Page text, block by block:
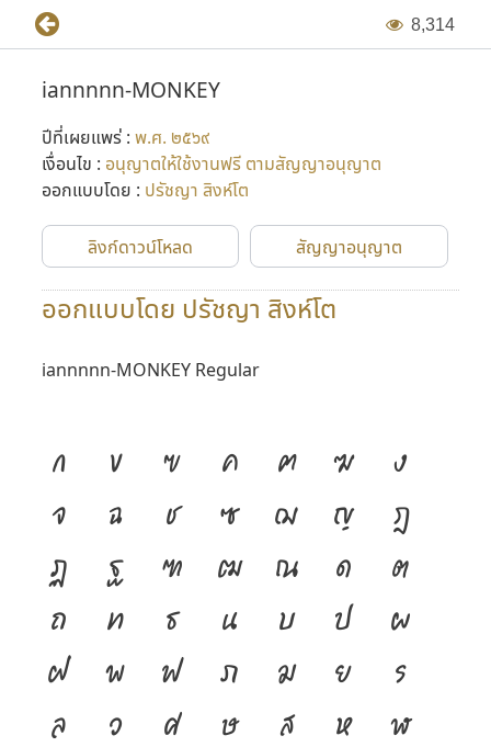
8,314
iannnnn-MONKEY
ปีที่เผยแพร่ : พ.ศ. ๒๕๖๙
เงื่อนไข : อนุญาตให้ใช้งานฟรี ตามสัญญาอนุญาต
ออกแบบโดย : ปรัชญา สิงห์โต
ลิงก์ดาวน์โหลด สัญญาอนุญาต
ออกแบบโดย ปรัชญา สิงห์โต
iannnnn-MONKEY Regular
ก ข ฃ ค ฅ ฆ
ง
จ
ฉ ช ซ ฌ ญ
ฎ
ฏ
ฐ ฑ ฒ ณ ด
ต
ถ
ท ธ น บ ป
ผ
ฝ
พ ฟ ภ ม ย
ร
ล
ว ศ ษ ส ห
ฬ